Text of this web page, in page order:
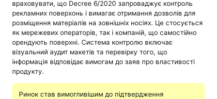
враховувати, що Decree 6/2020 запроваджує контроль
рекламних поверхонь і вимагає отримання дозволів для
розміщення матеріалів на зовнішніх носіях. Це стосується
як мережевих операторів, так і компаній, що самостійно
орендують поверхні. Система контролю включає
візуальний аудит макетів та перевірку того, що
інформація відповідає вимогам до заяв про властивості
продукту.
Ринок став вимогливішим до підтвердження